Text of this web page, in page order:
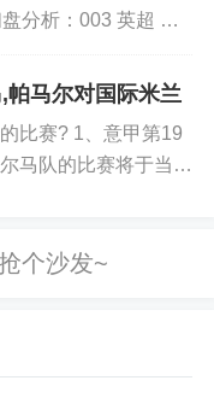
半场双方均无建
乔打破僵局，劳
里客场1-0战胜毕
轮马竞赢球，皇
西甲联赛第37轮
分析：003 英超 曼
但切尔西同样拥有强
...
帕马尔对国际米兰
比赛? 1、意甲第19
马队的比赛将于当地
指定为本场比赛的